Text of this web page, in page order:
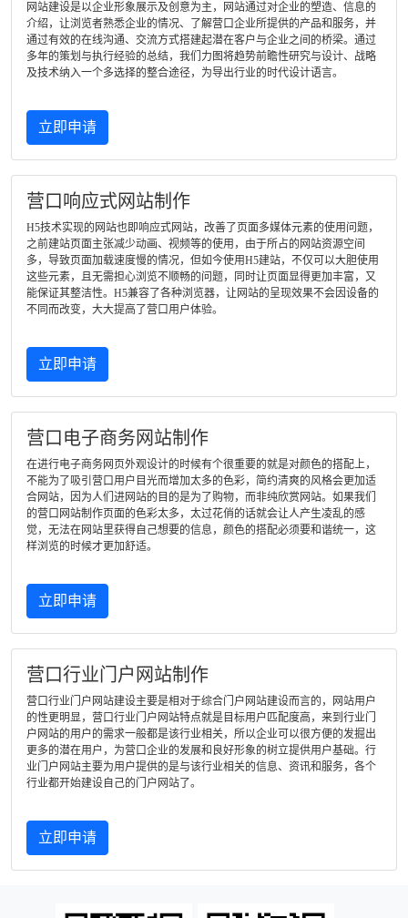
网站建设是以企业形象展示及创意为主，网站通过对企业的塑造、信息的
介绍，让浏览者熟悉企业的情况、了解营口企业所提供的产品和服务，并
通过有效的在线沟通、交流方式搭建起潜在客户与企业之间的桥梁。通过
多年的策划与执行经验的总结，我们力图将趋势前瞻性研究与设计、战略
及技术纳入一个多选择的整合途径，为导出行业的时代设计语言。
立即申请
营口响应式网站制作
H5技术实现的网站也即响应式网站，改善了页面多媒体元素的使用问题，
之前建站页面主张减少动画、视频等的使用，由于所占的网站资源空间
多，导致页面加载速度慢的情况，但如今使用H5建站，不仅可以大胆使用
这些元素，且无需担心浏览不顺畅的问题，同时让页面显得更加丰富，又
能保证其整洁性。H5兼容了各种浏览器，让网站的呈现效果不会因设备的
不同而改变，大大提高了营口用户体验。
立即申请
营口电子商务网站制作
在进行电子商务网页外观设计的时候有个很重要的就是对颜色的搭配上，
不能为了吸引营口用户目光而增加太多的色彩，简约清爽的风格会更加适
合网站，因为人们进网站的目的是为了购物，而非纯欣赏网站。如果我们
的营口网站制作页面的色彩太多，太过花俏的话就会让人产生凌乱的感
觉，无法在网站里获得自己想要的信息，颜色的搭配必须要和谐统一，这
样浏览的时候才更加舒适。
立即申请
营口行业门户网站制作
营口行业门户网站建设主要是相对于综合门户网站建设而言的，网站用户
的性更明显，营口行业门户网站特点就是目标用户匹配度高，来到行业门
户网站的用户的需求一般都是该行业相关，所以企业可以很方便的发掘出
更多的潜在用户，为营口企业的发展和良好形象的树立提供用户基础。行
业门户网站主要为用户提供的是与该行业相关的信息、资讯和服务，各个
行业都开始建设自己的门户网站了。
立即申请